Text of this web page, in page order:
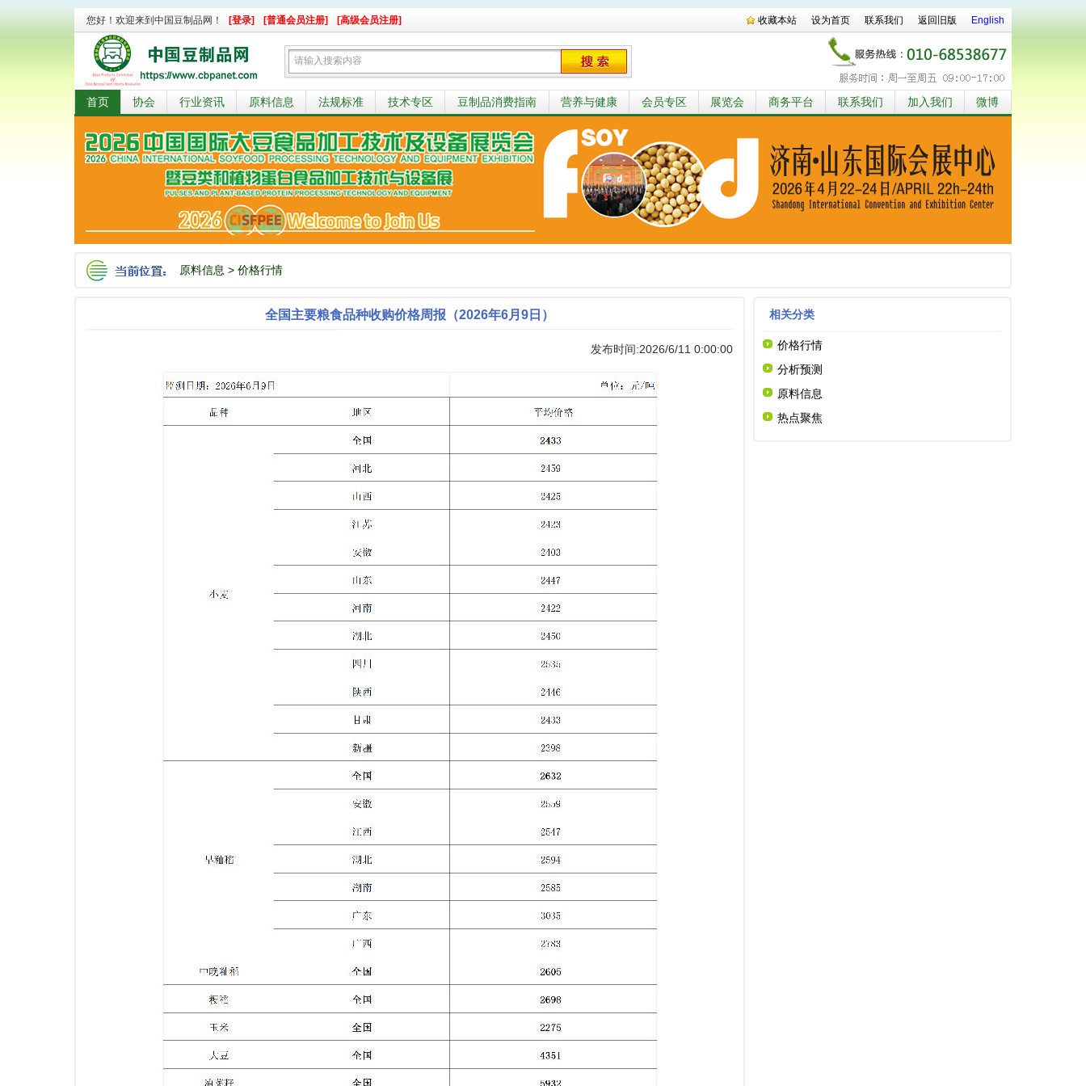
您好！欢迎来到中国豆制品网！ [登录] [普通会员注册] [高级会员注册] 收藏本站 设为首页 联系我们 返回旧版 English
首页 协会 行业资讯 原料信息 法规标准 技术专区 豆制品消费指南 营养与健康 会员专区 展览会 商务平台 联系我们 加入我们 微博
原料信息 > 价格行情
全国主要粮食品种收购价格周报（2026年6月9日）
发布时间:2026/6/11 0:00:00
相关分类
价格行情
分析预测
原料信息
热点聚焦